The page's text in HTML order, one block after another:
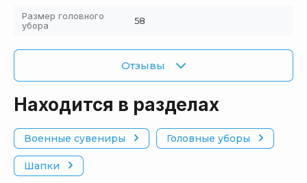
Размер головного
убора
58
Отзывы
Находится в разделах
Военные сувениры Головные уборы
Шапки